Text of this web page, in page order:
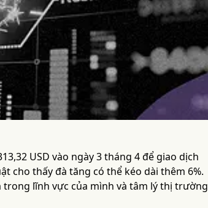
USD vào ngày 3 tháng 4 để giao dịch
cho thấy đà tăng có thể kéo dài thêm 6%.
lĩnh vực của mình và tâm lý thị trường